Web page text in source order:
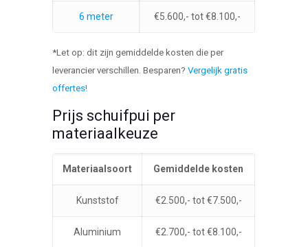
6 meter €5.600,- tot €8.100,-
*Let op: dit zijn gemiddelde kosten die per
leverancier verschillen. Besparen?Vergelijk gratis
offertes!
Prijs schuifpui per
materiaalkeuze
Materiaalsoort Gemiddelde kosten
Kunststof €2.500,- tot €7.500,-
Aluminium €2.700,- tot €8.100,-